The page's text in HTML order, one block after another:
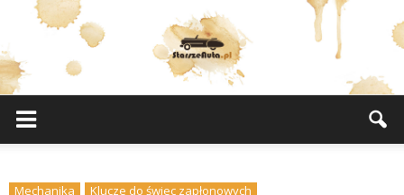
Mechanika Klucze do świec zapłonowych